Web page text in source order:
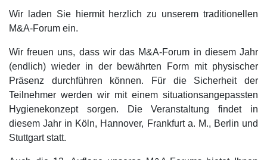
Wir laden Sie hiermit herzlich zu unserem traditionellen
M&A-Forum ein.
Wir freuen uns, dass wir das M&A-Forum in diesem Jahr
(endlich) wieder in der bewährten Form mit physischer
Präsenz durchführen können. Für die Sicherheit der
Teilnehmer werden wir mit einem situationsangepassten
Hygienekonzept sorgen. Die Veranstaltung findet in
diesem Jahr in Köln, Hannover, Frankfurt a. M., Berlin und
Stuttgart statt.